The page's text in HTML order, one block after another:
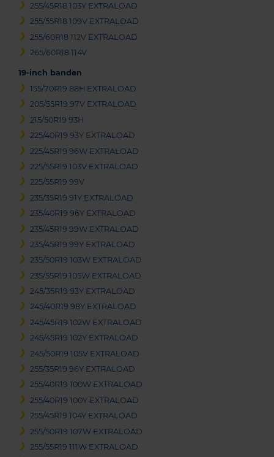
255/45R18 103Y EXTRALOAD
255/55R18 109V EXTRALOAD
255/60R18 112V EXTRALOAD
265/60R18 114V
19-inch banden
155/70R19 88H EXTRALOAD
205/55R19 97V EXTRALOAD
215/50R19 93H
225/40R19 93Y EXTRALOAD
225/45R19 96W EXTRALOAD
225/55R19 103V EXTRALOAD
225/55R19 99V
235/35R19 91Y EXTRALOAD
235/40R19 96Y EXTRALOAD
235/45R19 99W EXTRALOAD
235/45R19 99Y EXTRALOAD
235/50R19 103W EXTRALOAD
235/55R19 105W EXTRALOAD
245/35R19 93Y EXTRALOAD
245/40R19 98Y EXTRALOAD
245/45R19 102W EXTRALOAD
245/45R19 102Y EXTRALOAD
245/50R19 105V EXTRALOAD
255/35R19 96Y EXTRALOAD
255/40R19 100W EXTRALOAD
255/40R19 100Y EXTRALOAD
255/45R19 104Y EXTRALOAD
255/50R19 107W EXTRALOAD
255/55R19 111W EXTRALOAD